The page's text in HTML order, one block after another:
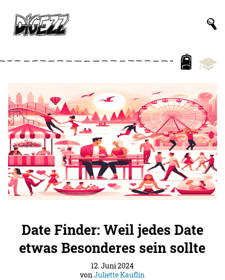
Date Finder: Weil jedes Date
etwas Besonderes sein sollte
12. Juni 2024
vonJuliette Kauflin